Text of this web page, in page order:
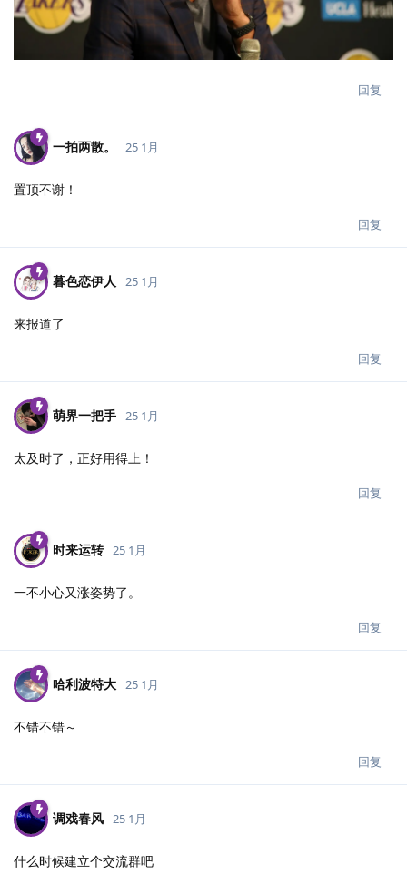
回复
一拍两散。 25 1月
置顶不谢！
回复
暮色恋伊人 25 1月
来报道了
回复
萌界一把手 25 1月
太及时了，正好用得上！
回复
时来运转 25 1月
一不小心又涨姿势了。
回复
哈利波特大 25 1月
不错不错～
回复
调戏春风 25 1月
什么时候建立个交流群吧